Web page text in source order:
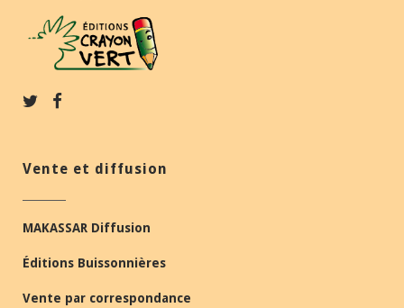
Vente et diffusion
MAKASSAR Diffusion
Éditions Buissonnières
Vente par correspondance